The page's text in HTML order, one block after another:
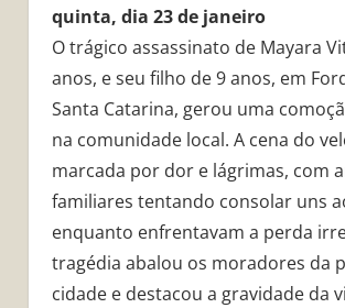
quinta, dia 23 de janeiro
O trágico assassinato de Mayara
anos, e seu filho de 9 anos, em
Santa Catarina, gerou uma
na comunidade local. A cena do
marcada por dor e lágrimas, com
familiares tentando consolar uns
enquanto enfrentavam a perda
tragédia abalou os moradores da
cidade e destacou a gravidade da